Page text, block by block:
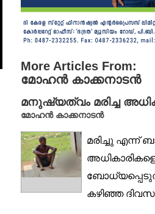
More Articles From:
മോഹൻ കാക്കനാടൻ
മനുഷ്യത്വം മരിച്ച
മോഹൻ കാക്കനാടൻ
മരിച്ചു എന്ന്
കഴിഞ്ഞ